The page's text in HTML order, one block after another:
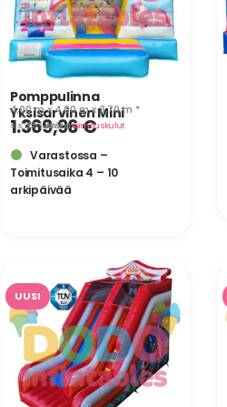
Pomppulinna
Yksisarvinen Mini
4,00 m x 4,00 m x 3,70 m *
1.369,96€
sis. 25,5 % ALV· lisäksitoimituskulut
Varastossa –
Toimitusaika 4 – 10
arkipäivää
UUSI